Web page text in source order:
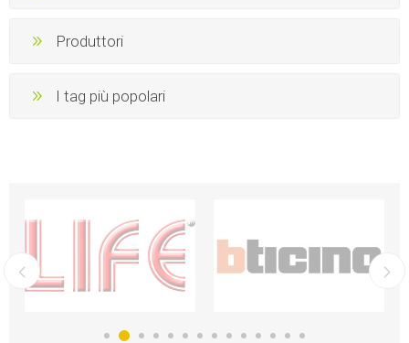
Produttori
I tag più popolari